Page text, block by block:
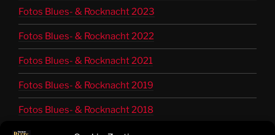
Fotos Blues- & Rocknacht 2023
Fotos Blues- & Rocknacht 2022
Fotos Blues- & Rocknacht 2021
Fotos Blues- & Rocknacht 2019
Fotos Blues- & Rocknacht 2018